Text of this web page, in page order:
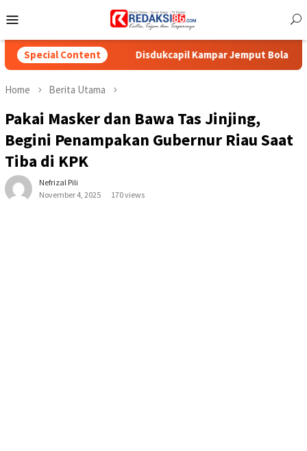
to
Menu
Special Content
Disdukcapil Kampar Jemput Bola ke Desa Kota
Home Berita Utama
Pakai Masker dan Bawa Tas Jinjing,
Begini Penampakan Gubernur Riau Saat
Tiba di KPK
Nefrizal Pili
November 4, 2025
170 views